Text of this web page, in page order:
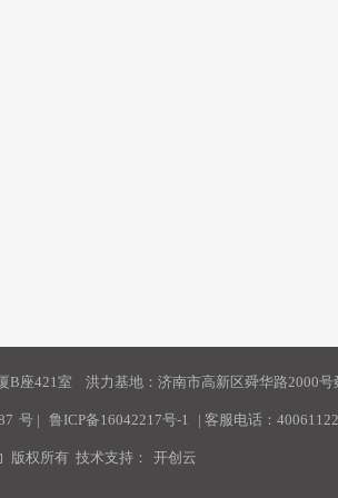
B座421室 洪力基地：济南市高新区舜华路2000号
号 | 鲁ICP备16042217号-1 | 客服电话：
版权所有 技术支持： 开创云